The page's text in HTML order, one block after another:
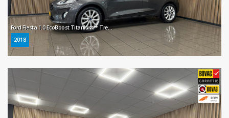
Ford Fiesta 1.0 EcoBoost Titanium * Trekhaak / B&O Audio / Navigatie / Camera / NL Auto *
2018